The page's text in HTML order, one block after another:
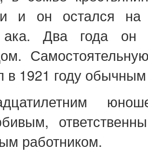
и он остался на
Два года он
в 1921 году
работником.